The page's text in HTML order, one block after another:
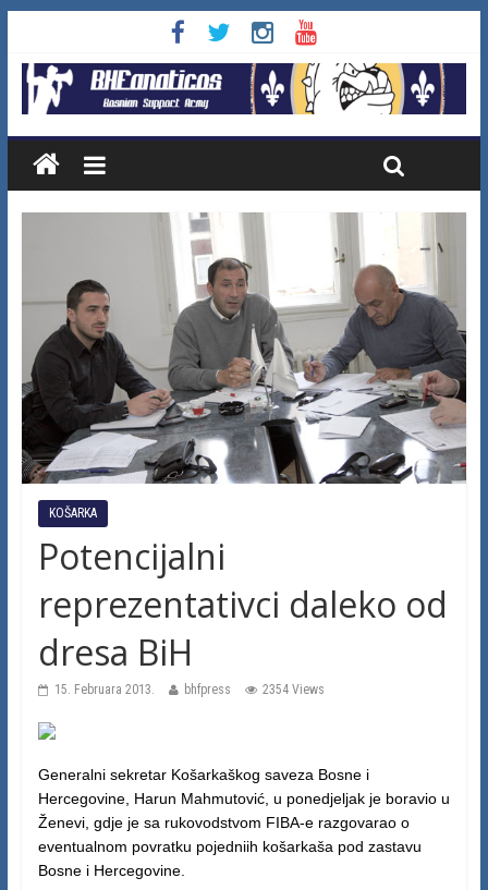
KOŠARKA
Potencijalni
reprezentativci daleko od
dresa BiH
15. Februara 2013. bhfpress 2354 Views
Generalni sekretar Košarkaškog saveza Bosne i
Hercegovine, Harun Mahmutović, u ponedjeljak je boravio u
Ženevi, gdje je sa rukovodstvom FIBA-e razgovarao o
eventualnom povratku pojedniih košarkaša pod zastavu
Bosne i Hercegovine.